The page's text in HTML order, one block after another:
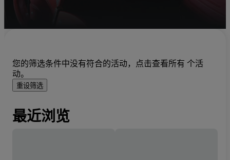
您的筛选条件中没有符合的活动，点击查看所有 个活
动。
重设筛选
最近浏览